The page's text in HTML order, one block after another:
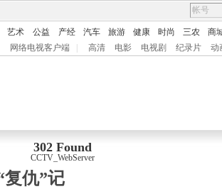
艺术 公益 产经 汽车 旅游 健康 时尚 三农
商
网络电视客户端 高清 电影 电视剧 纪录片 动
302 Found
CCTV_WebServer
复仇”记